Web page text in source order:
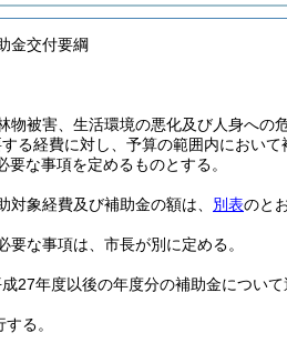
金交付要綱
物被害、生活環境の悪化及び人身へ
る経費に対し、予算の範囲内において
要な事項を定めるものとする。
象経費及び補助金の額は、 別表のと
な事項は、市長が別に定める。
27年度以後の年度分の補助金について
る。